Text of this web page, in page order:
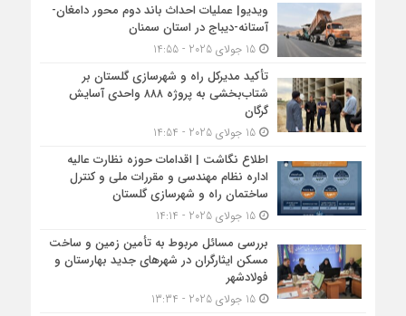
ویدیو| عملیات احداث باند دوم محور دامغان-
آستانه-دیباج در استان سمنان
15 جولای 2025 - 14:55
تأکید مدیرکل راه و شهرسازی گلستان بر
شتاب‌بخشی به پروژه ۸۸۸ واحدی آسایش
گرگان
15 جولای 2025 - 14:54
اطلاع نگاشت | اقدامات حوزه نظارت عالیه
اداره نظام مهندسی و مقررات ملی و کنترل
ساختمان راه و شهرسازی گلستان
15 جولای 2025 - 14:14
بررسی مسائل مربوط به تأمین زمین و ساخت
مسکن ایثارگران در شهرهای جدید بهارستان و
فولادشهر
15 جولای 2025 - 13:34